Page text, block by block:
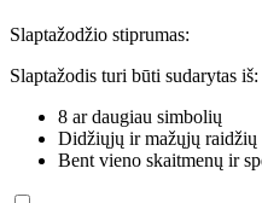
Slaptažodžio stiprumas:
Slaptažodis turi būti sudarytas iš:
8 ar daugiau simbolių
Didžiųjų ir mažųjų raidžių
Bent vieno skaitmenų ir